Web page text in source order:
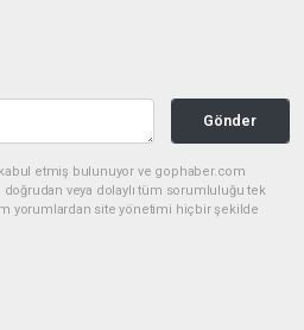
Gönder
kabul etmiş bulunuyor ve gophaber.com
doğrudan veya dolaylı tüm sorumluluğu tek
yorumlardan site yönetimi hiçbir şekilde